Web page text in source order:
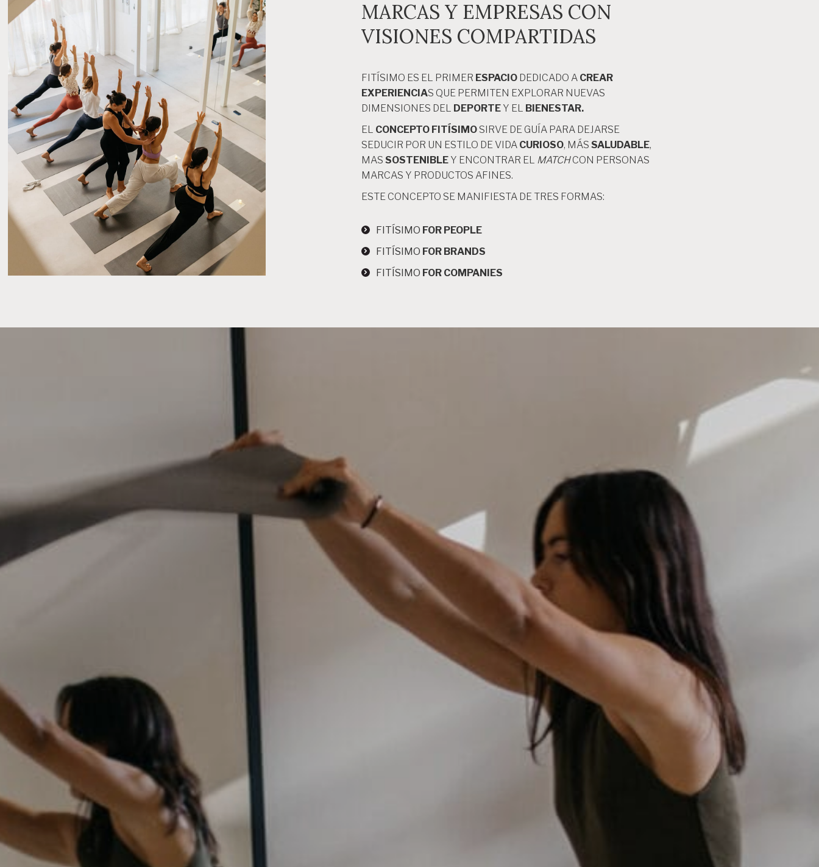
MARCAS Y EMPRESAS CON
VISIONES COMPARTIDAS
FITÍSIMO ES EL PRIMER ESPACIODEDICADO A CREAR
EXPERIENCIAS QUE PERMITEN EXPLORAR NUEVAS
DIMENSIONES DEL DEPORTEY EL BIENESTAR.
EL CONCEPTO FITÍSIMOSIRVE DE GUÍA PARA DEJARSE
SEDUCIR POR UN ESTILO DE VIDA CURIOSO, MÁS SALUDABLE,
MAS SOSTENIBLEY ENCONTRAR EL MATCHCON PERSONAS
MARCAS Y PRODUCTOS AFINES.
ESTE CONCEPTO SE MANIFIESTA DE TRES FORMAS:
FITÍSIMO FOR PEOPLE
FITÍSIMO FOR BRANDS
FITÍSIMO FOR COMPANIES